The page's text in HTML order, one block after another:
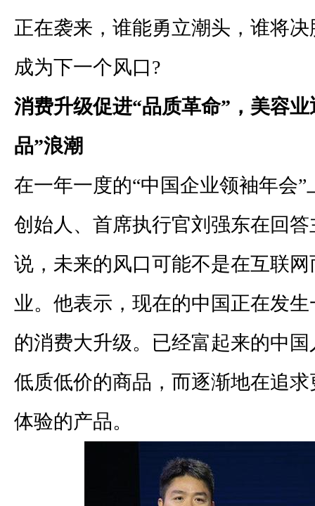
正在袭来，谁能勇立潮头，谁将
成为下一个风口?
消费升级促进“品质革命”，美容业
品”浪潮
在一年一度的“中国企业领袖年会”
创始人、首席执行官刘强东在回
说，未来的风口可能不是在互联
业。他表示，现在的中国正在发
的消费大升级。已经富起来的中
低质低价的商品，而逐渐地在追
体验的产品。